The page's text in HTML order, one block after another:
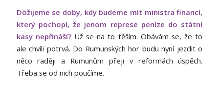
Dožijeme se doby, kdy budeme mít ministra financí,
který pochopí, že jenom represe peníze do státní
kasy nepřináší? Už se na to těším. Obávám se, že to
ale chvíli potrvá. Do Rumunských hor budu nyní jezdit o
něco raději a Rumunům přeji v reformách úspěch.
Třeba se od nich poučíme.